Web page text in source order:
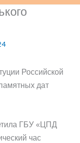
Российской
дат
ГБУ «ЦПД
час